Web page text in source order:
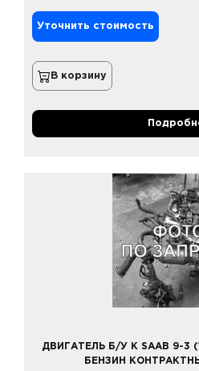
Уточнить стоимость
В корзину
ДВИГАТЕЛЬ Б/У К SAAB 9-3
БЕНЗИН